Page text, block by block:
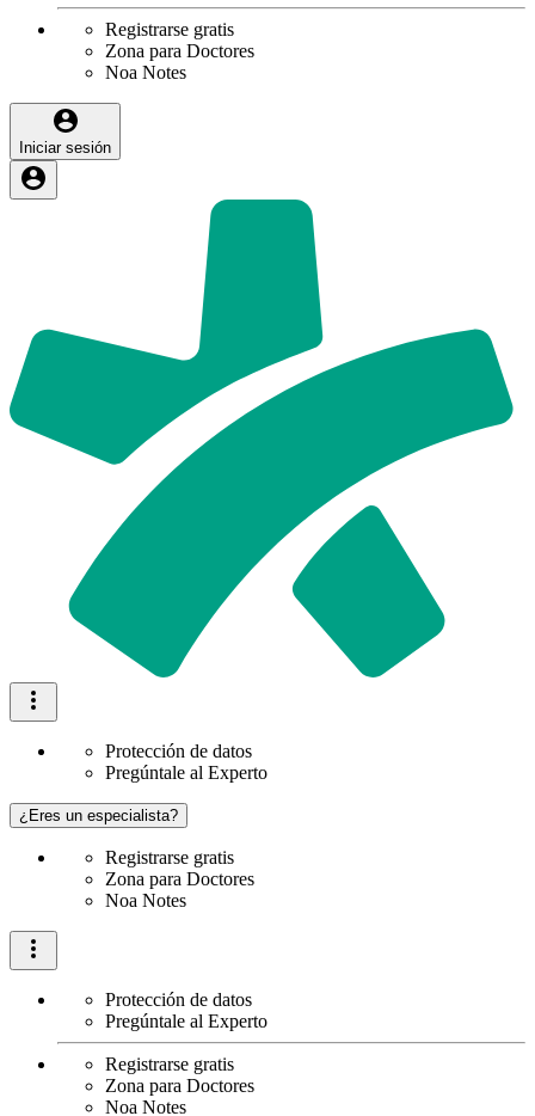
Registrarse gratis
Zona para Doctores
Noa Notes
Iniciar sesión
Protección de datos
Pregúntale al Experto
¿Eres un especialista?
Registrarse gratis
Zona para Doctores
Noa Notes
Protección de datos
Pregúntale al Experto
Registrarse gratis
Zona para Doctores
Noa Notes